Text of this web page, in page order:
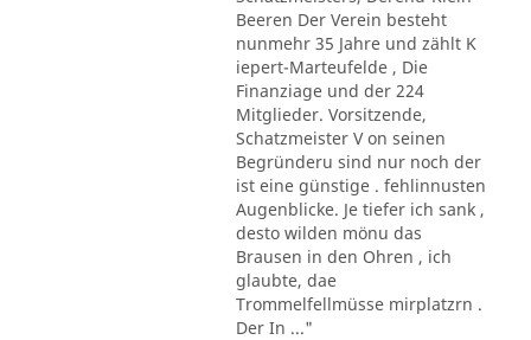
Beeren Der Verein besteht
nunmehr 35 Jahre und zählt K
iepert-Marteufelde , Die
Finanziage und der 224
Mitglieder. Vorsitzende,
Schatzmeister V on seinen
Begründeru sind nur noch der
ist eine günstige . fehlinnusten
Augenblicke. Je tiefer ich sank ,
desto wilden mönu das
Brausen in den Ohren , ich
glaubte, dae
Trommelfellmüsse mirplatzrn .
Der In ..."